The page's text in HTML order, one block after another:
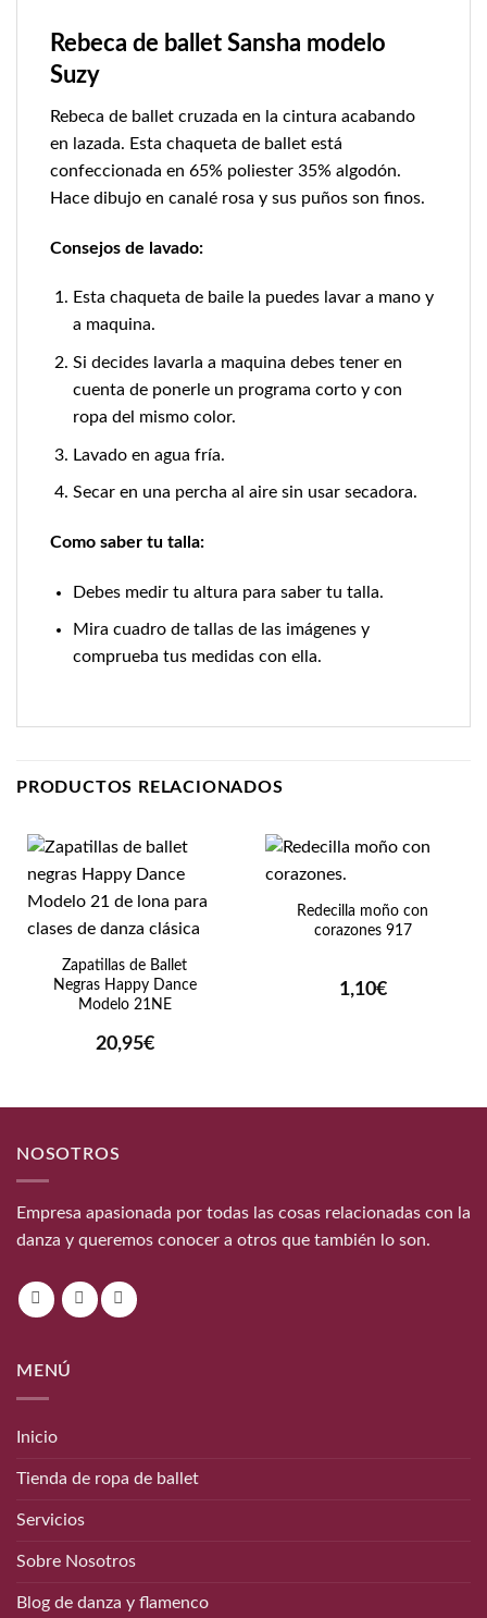
Rebeca de ballet Sansha modelo
Suzy
Rebeca de ballet cruzada en la cintura acabando
en lazada. Esta chaqueta de ballet está
confeccionada en 65% poliester 35% algodón.
Hace dibujo en canalé rosa y sus puños son finos.
Consejos de lavado:
Esta chaqueta de baile la puedes lavar a mano y
a maquina.
Si decides lavarla a maquina debes tener en
cuenta de ponerle un programa corto y con
ropa del mismo color.
Lavado en agua fría.
Secar en una percha al aire sin usar secadora.
Como saber tu talla:
Debes medir tu altura para saber tu talla.
Mira cuadro de tallas de las imágenes y
comprueba tus medidas con ella.
PRODUCTOS RELACIONADOS
Zapatillas de Ballet
Negras Happy Dance
Modelo 21NE
20,95€
Redecilla moño con
corazones 917
1,10€
NOSOTROS
Empresa apasionada por todas las cosas relacionadas con la
danza y queremos conocer a otros que también lo son.
MENÚ
Inicio
Tienda de ropa de ballet
Servicios
Sobre Nosotros
Blog de danza y flamenco